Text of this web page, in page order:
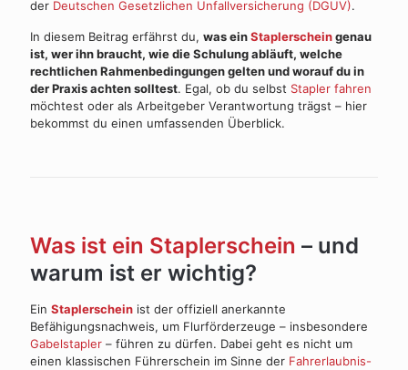
der Deutschen Gesetzlichen Unfallversicherung (DGUV).
In diesem Beitrag erfährst du, was einStaplerscheingenau
ist, wer ihn braucht, wie die Schulung abläuft, welche
rechtlichen Rahmenbedingungen gelten und worauf du in
der Praxis achten solltest. Egal, ob du selbst Stapler fahren
möchtest oder als Arbeitgeber Verantwortung trägst – hier
bekommst du einen umfassenden Überblick.
Was ist ein Staplerschein – und
warum ist er wichtig?
Ein Staplerschein ist der offiziell anerkannte
Befähigungsnachweis, um Flurförderzeuge – insbesondere
Gabelstapler – führen zu dürfen. Dabei geht es nicht um
einen klassischen Führerschein im Sinne der Fahrerlaubnis-